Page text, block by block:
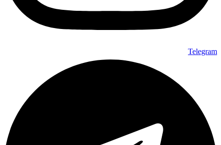
Telegram